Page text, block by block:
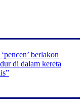
berlakon
di dalam kereta